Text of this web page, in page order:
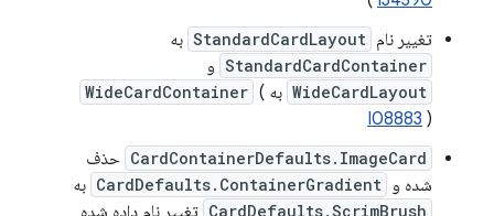
تغییر نام StandardCardLayout به
StandardCardContainer و
WideCardLayout به WideCardContainer (
I08883 )
CardContainerDefaults.ImageCard حذف
شده و CardDefaults.ContainerGradient به
CardDefaults.ScrimBrush تغییر نام داده شده